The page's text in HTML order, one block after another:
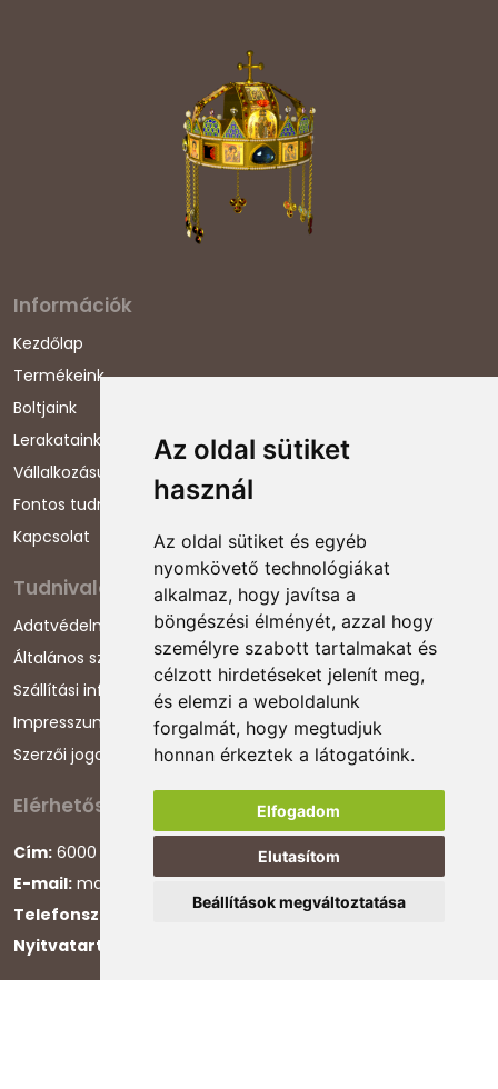
Az oldal sütiket
használ
Az oldal sütiket és egyéb
nyomkövető technológiákat
alkalmaz, hogy javítsa a
böngészési élményét, azzal hogy
személyre szabott tartalmakat és
célzott hirdetéseket jelenít meg,
és elemzi a weboldalunk
forgalmát, hogy megtudjuk
honnan érkeztek a látogatóink.
Elfogadom
Elutasítom
Beállítások megváltoztatása
Információk
Kezdőlap
Termékeink
Boltjaink
Lerakataink
Vállalkozásunkról
Fontos tudnivalók
Kapcsolat
Tudnivalók
Adatvédelmi nyilatkozat
Általános szerződési feltételek
Szállítási információk
Impresszum
Szerzői jogok
Elérhetőségeink
Cím: 6000 Kecskemét, Darázs utca 1.
E-mail: magyarcsaladellato@gmail.com
Telefonszám:
+36 30 868 88 75
Nyitvatartás: